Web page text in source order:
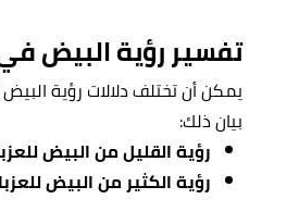
تفسير رؤية البيض
يمكن أن تختلف دلالات رؤية
بيان ذلك:
رؤية القليل من البيض
رؤية الكثير من البيض